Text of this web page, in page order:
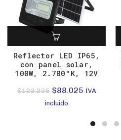
Reflector LED IP65,
con panel solar,
100W, 2.700°K, 12V
$123.235 El
precio
$88.025El
es:
IVA
incluido